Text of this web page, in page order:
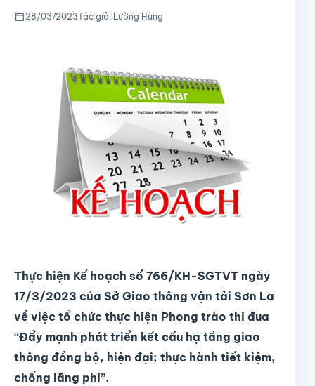
28/03/2023Tác giả: Lường Hùng
Thực hiện Kế hoạch số 766/KH-SGTVT ngày
17/3/2023 của Sở Giao thông vận tải Sơn La
về việc tổ chức thực hiện Phong trào thi đua
“Đẩy mạnh phát triển kết cấu hạ tầng giao
thông đồng bộ, hiện đại; thực hành tiết kiệm,
chống lãng phí”.